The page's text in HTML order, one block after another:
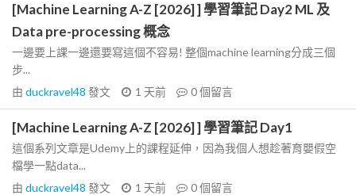
[Machine Learning A-Z [2026] ] 學習筆記 Day2 ML 及
Data pre-processing 概念
一邊要上課一邊還要寫這個不容易! 整個machine learning分成三個
步...
由 duckravel48 發文 1 天前 0個留言
[Machine Learning A-Z [2026] ] 學習筆記 Day1
這個系列文章是Udemy上的課程延伸，因為我個人想趁著育嬰假空
檔學一點data...
由 duckravel48 發文 1 天前 0個留言